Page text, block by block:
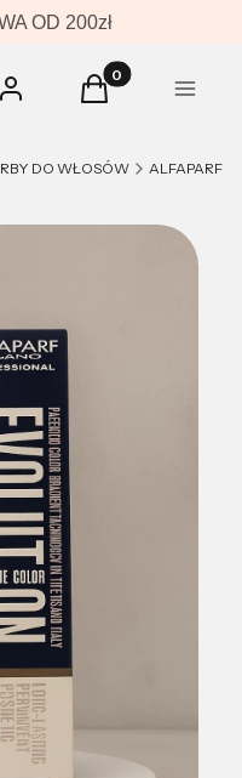
OD 200zł
Zaloguj się Produkty w
Koszyk Menu
DO WŁOSÓW ALFAPARF